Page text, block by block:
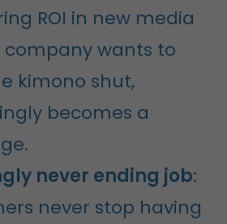
ROI in new media
company wants to
kimono shut,
becomes a
never ending job:
never stop having